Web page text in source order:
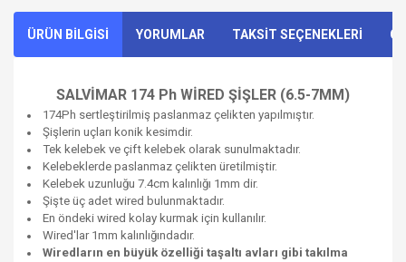
ÜRÜN BİLGİSİ YORUMLAR TAKSİT SEÇENEKLERİ
SALVİMAR 174 Ph WİRED ŞİŞLER (6.5-7MM)
174Ph sertleştirilmiş paslanmaz çelikten yapılmıştır.
Şişlerin uçları konik kesimdir.
Tek kelebek ve çift kelebek olarak sunulmaktadır.
Kelebeklerde paslanmaz çelikten üretilmiştir.
Kelebek uzunluğu 7.4cm kalınlığı 1mm dir.
Şişte üç adet wired bulunmaktadır.
En öndeki wired kolay kurmak için kullanılır.
Wired'lar 1mm kalınlığındadır.
Wiredların en büyük özelliği taşaltı avları gibi takılma